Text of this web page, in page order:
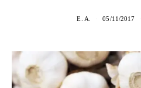
E. A. 05/11/2017